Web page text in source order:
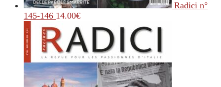
Radici n°
145-146 14.00€